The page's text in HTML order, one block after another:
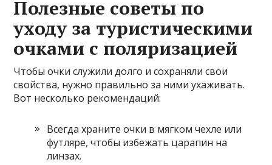
Полезные советы по
уходу за туристическими
очками с поляризацией
Чтобы очки служили долго и сохраняли свои
свойства, нужно правильно за ними ухаживать.
Вот несколько рекомендаций:
Всегда храните очки в мягком чехле или
футляре, чтобы избежать царапин на
линзах.